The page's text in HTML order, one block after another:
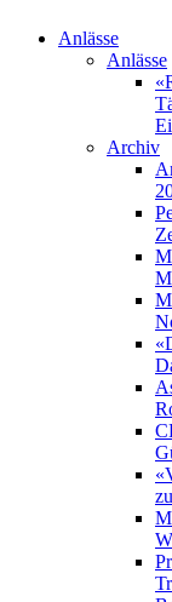
Anlässe
Anlässe
Archiv